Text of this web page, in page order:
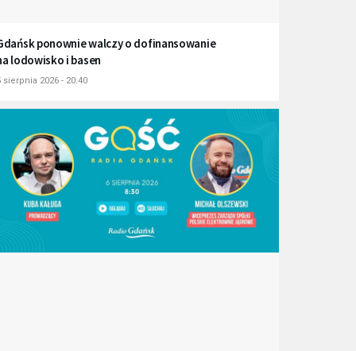
ponownie walczy o dofinansowanie
lodowisko i basen
sierpnia 2026 - 20:40